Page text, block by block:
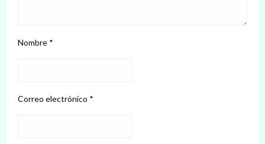
Nombre *
Correo electrónico *